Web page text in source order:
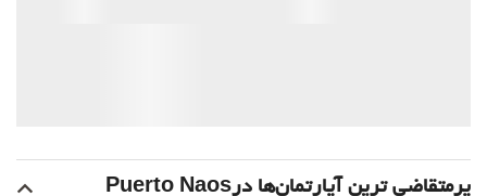
پرمتقاضی ترین آپارتمان‌‌ها درPuerto Naos